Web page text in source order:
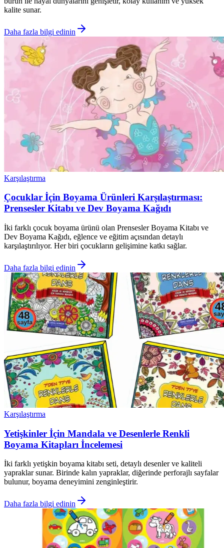
kalite sunar.
Daha fazla bilgi edinin
Karşılaştırma
Çocuklar İçin Boyama Ürünleri Karşılaştırması:
Prensesler Kitabı ve Dev Boyama Kağıdı
İki farklı çocuk boyama ürünü olan Prensesler Boyama Kitabı ve
Dev Boyama Kağıdı, eğlence ve eğitim açısından detaylı
karşılaştırılıyor. Her biri çocukların gelişimine katkı sağlar.
Daha fazla bilgi edinin
Karşılaştırma
Yetişkinler İçin Mandala ve Desenlerle Renkli
Boyama Kitapları İncelemesi
İki farklı yetişkin boyama kitabı seti, detaylı desenler ve kaliteli
yapraklar sunar. Birinde kalın yapraklar, diğerinde perforajlı sayfalar
bulunur, boyama deneyimini zenginleştirir.
Daha fazla bilgi edinin